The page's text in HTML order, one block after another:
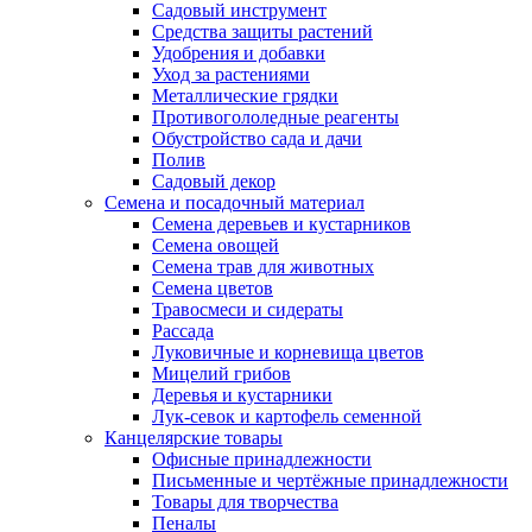
Садовый инструмент
Средства защиты растений
Удобрения и добавки
Уход за растениями
Металлические грядки
Противогололедные реагенты
Обустройство сада и дачи
Полив
Садовый декор
Семена и посадочный материал
Семена деревьев и кустарников
Семена овощей
Семена трав для животных
Семена цветов
Травосмеси и сидераты
Рассада
Луковичные и корневища цветов
Мицелий грибов
Деревья и кустарники
Лук-севок и картофель семенной
Канцелярские товары
Офисные принадлежности
Письменные и чертёжные принадлежности
Товары для творчества
Пеналы